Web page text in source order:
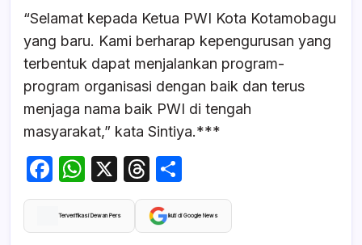
“Selamat kepada Ketua PWI Kota Kotamobagu
yang baru. Kami berharap kepengurusan yang
terbentuk dapat menjalankan program-
program organisasi dengan baik dan terus
menjaga nama baik PWI di tengah
masyarakat,” kata Sintiya.***
F
a
c
W
h
at
X
T
hr
e
h
ar
Terverifikasi Dewan Pers Ikuti di Google News